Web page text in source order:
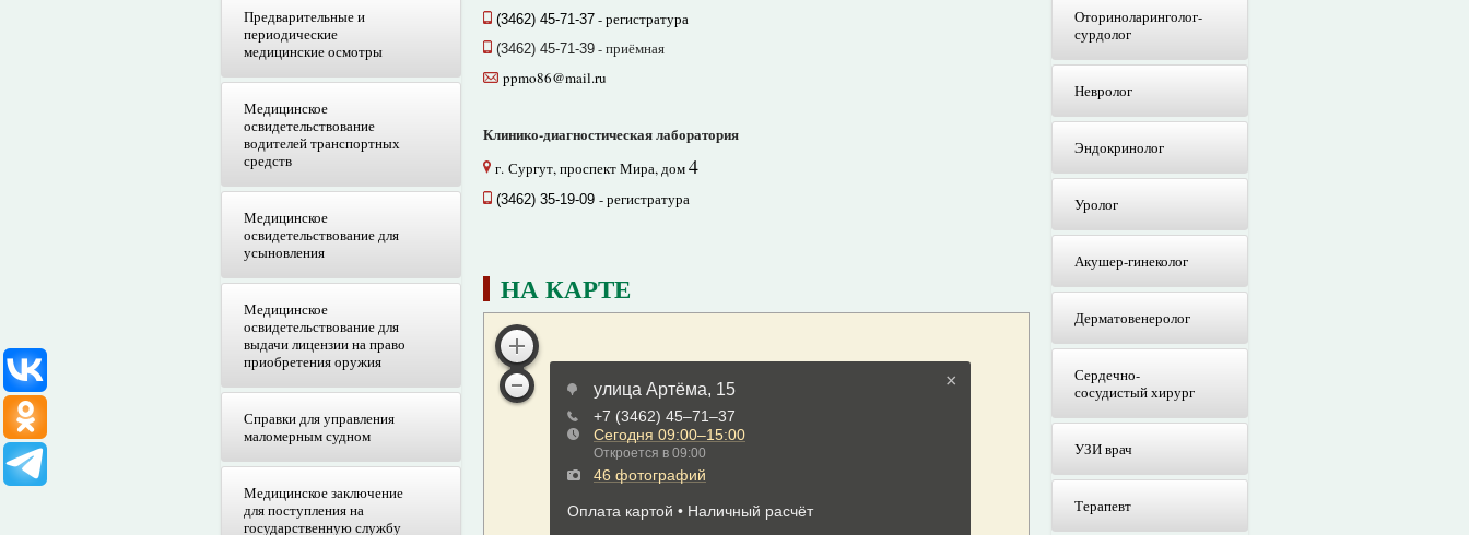
Предварительные и
периодические
медицинские осмотры
Медицинское
освидетельствование
водителей транспортных
средств
Медицинское
освидетельствование для
усыновления
Медицинское
освидетельствование для
выдачи лицензии на право
приобретения оружия
Справки для управления
маломерным судном
Медицинское заключение
для поступления на
государственную службу
(3462) 45-71-37 - регистратура
(3462) 45-71-39 - приёмная
ppmo86@mail.ru
Клинико-диагностическая лаборатория
г. Сургут, проспект Мира, дом4
(3462) 35-19-09 - регистратура
НА КАРТЕ
Оториноларинголог-
сурдолог
Невролог
Эндокринолог
Уролог
Акушер-гинеколог
Дерматовенеролог
Сердечно-
сосудистый хирург
УЗИ врач
Терапевт